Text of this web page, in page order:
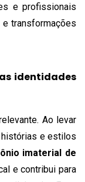
e profissionais
transformações
identidades
Ao levar
histórias e estilos
imaterial de
e contribui para